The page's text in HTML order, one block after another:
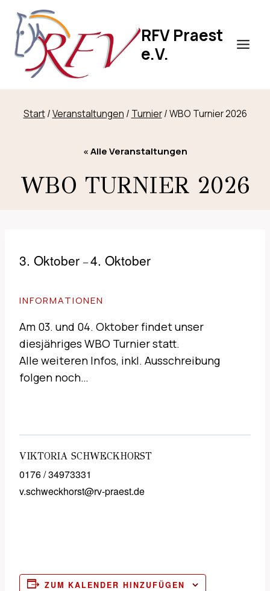
Inhalt
springen
RFV Praest
e.V.
Start /Veranstaltungen / Turnier /WBO Turnier 2026
« Alle Veranstaltungen
WBO TURNIER 2026
3. Oktober –4. Oktober
INFORMATIONEN
Am 03. und 04. Oktober findet unser
diesjähriges WBO Turnier statt.
Alle weiteren Infos, inkl. Ausschreibung
folgen noch…
VIKTORIA SCHWECKHORST
0176 / 34973331
v.schweckhorst@rv-praest.de
ZUM KALENDER HINZUFÜGEN